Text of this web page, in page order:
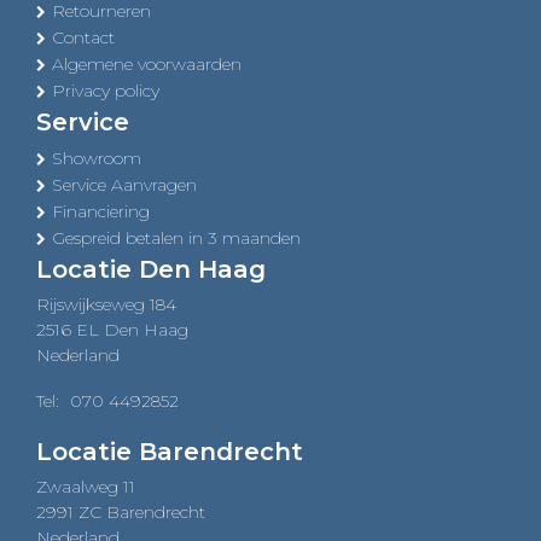
Retourneren
Contact
Algemene voorwaarden
Privacy policy
Service
Showroom
Service Aanvragen
Financiering
Gespreid betalen in 3 maanden
Locatie Den Haag
Rijswijkseweg 184
2516 EL Den Haag
Nederland
Tel: 070 4492852
Locatie Barendrecht
Zwaalweg 11
2991 ZC Barendrecht